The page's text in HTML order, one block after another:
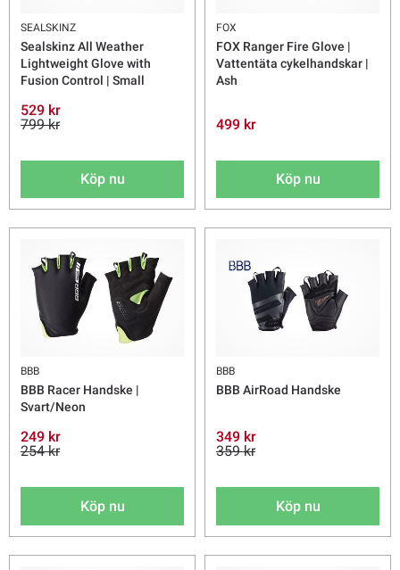
SEALSKINZ
Sealskinz All Weather
Lightweight Glove with
Fusion Control | Small
529 kr
799 kr
Köp nu
FOX
FOX Ranger Fire Glove |
Vattentäta cykelhandskar |
Ash
499 kr
Köp nu
BBB
BBB Racer Handske |
Svart/Neon
249 kr
254 kr
Köp nu
BBB
BBB AirRoad Handske
349 kr
359 kr
Köp nu